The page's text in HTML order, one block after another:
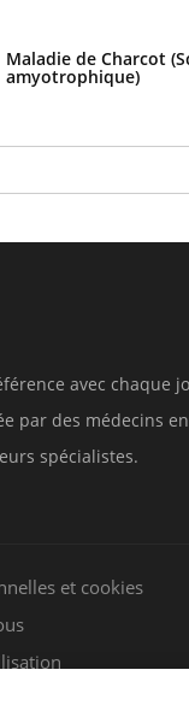
Maladie de Charcot
amyotrophique)
avec chaque
par des médecins
spécialistes.
et cookies